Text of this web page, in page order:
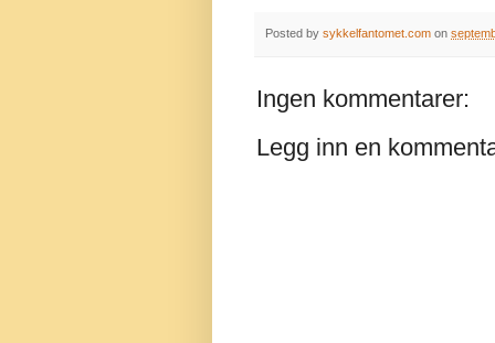
Posted by sykkelfantomet.com on
Ingen kommentarer:
Legg inn en